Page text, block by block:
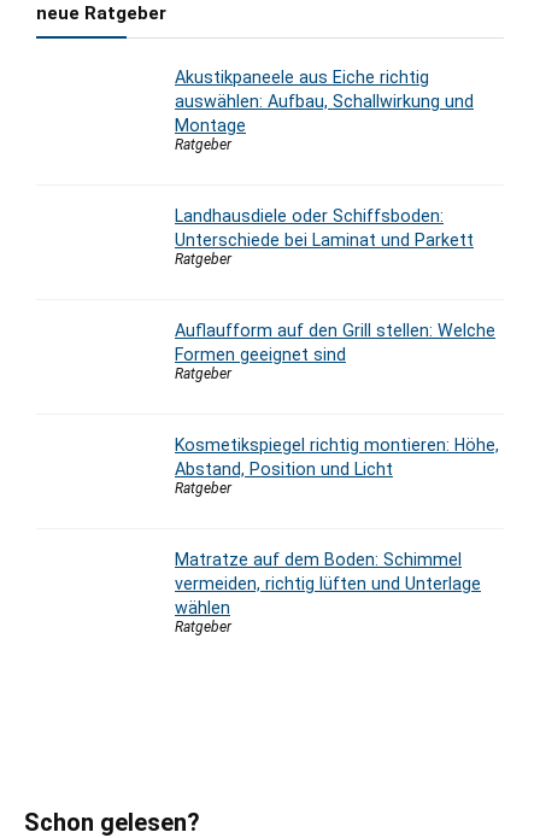
neue Ratgeber
Akustikpaneele aus Eiche richtig
auswählen: Aufbau, Schallwirkung und
Montage
Ratgeber
Landhausdiele oder Schiffsboden:
Unterschiede bei Laminat und Parkett
Ratgeber
Auflaufform auf den Grill stellen: Welche
Formen geeignet sind
Ratgeber
Kosmetikspiegel richtig montieren: Höhe,
Abstand, Position und Licht
Ratgeber
Matratze auf dem Boden: Schimmel
vermeiden, richtig lüften und Unterlage
wählen
Ratgeber
Schon gelesen?